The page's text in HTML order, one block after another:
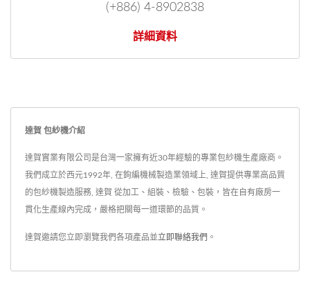
(+886) 4-8902838
詳細資料
達賀 包紗機介紹
達賀實業有限公司是台灣一家擁有近30年經驗的專業包紗機生產廠商。
我們成立於西元1992年, 在鉤編機械製造業領域上, 達賀提供專業高品質
的包紗機製造服務, 達賀 從加工、組裝、檢驗、包裝，皆在自有廠房一
貫化生產線內完成，嚴格把關每一道環節的品質。
達賀邀請您立即瀏覽我們各項產品並立即聯絡我們 。